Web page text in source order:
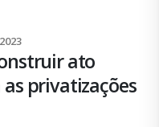
ato
privatizações